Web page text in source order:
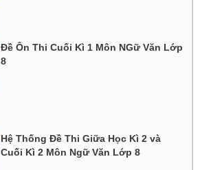
Đề Ôn Thi Cuối Kì 1 Môn NGữ Văn Lớp
8
Hệ Thống Đề Thi Giữa Học Kì 2 và
Cuối Kì 2 Môn Ngữ Văn Lớp 8